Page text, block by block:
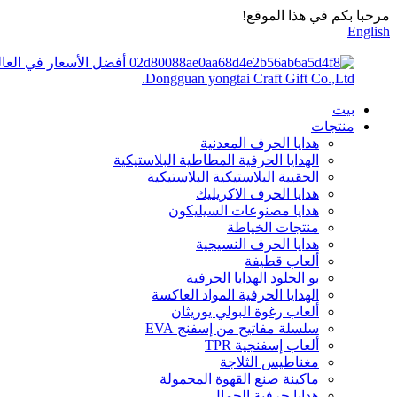
مرحبا بكم في هذا الموقع!
English
أفضل الأسعار في
Dongguan yongtai Craft Gift Co.,Ltd.
بيت
منتجات
هدايا الحرف المعدنية
الهدايا الحرفية المطاطية البلاستيكية
الحقيبة البلاستيكية البلاستيكية
هدايا الحرف الاكريليك
هدايا مصنوعات السيليكون
منتجات الخياطة
هدايا الحرف النسيجية
ألعاب قطيفة
بو الجلود الهدايا الحرفية
الهدايا الحرفية المواد العاكسة
ألعاب رغوة البولي يوريثان
سلسلة مفاتيح من إسفنج EVA
ألعاب إسفنجية TPR
مغناطيس الثلاجة
ماكينة صنع القهوة المحمولة